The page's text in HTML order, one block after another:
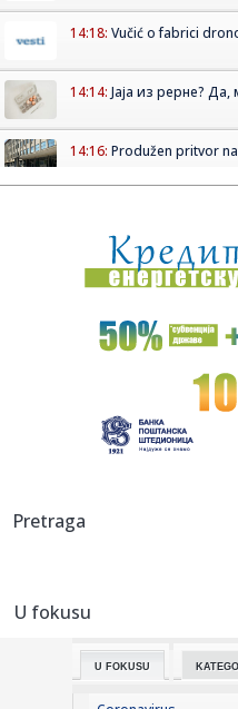
14:18: Vučić o fabrici
14:14: Јаја из рерне? Да,
14:16: Produžen pritvor
14:13:Miletić: Problemi u
svugde ...
14:12:Vratio se iz
Mrlje od lubenice
14:12:Poznate plate
14:12:
14:12: Poznato stanje
Pretraga
U fokusu
U FOKUSU